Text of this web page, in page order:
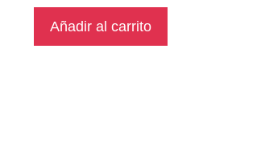
Añadir al carrito